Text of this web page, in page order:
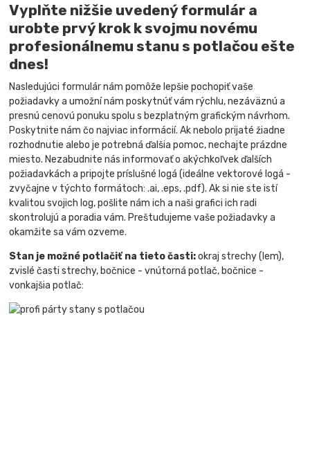
Vyplňte nižšie uvedený formulár a
urobte prvý krok k svojmu novému
profesionálnemu stanu s potlačou ešte
dnes!
Nasledujúci formulár nám pomôže lepšie pochopiť vaše
požiadavky a umožní nám poskytnúť vám rýchlu, nezáväznú a
presnú cenovú ponuku spolu s bezplatným grafickým návrhom.
Poskytnite nám čo najviac informácií. Ak nebolo prijaté žiadne
rozhodnutie alebo je potrebná ďalšia pomoc, nechajte prázdne
miesto. Nezabudnite nás informovať o akýchkoľvek ďalších
požiadavkách a pripojte príslušné logá (ideálne vektorové logá -
zvyčajne v týchto formátoch: .ai, .eps, .pdf). Ak si nie ste istí
kvalitou svojich log, pošlite nám ich a naši grafici ich radi
skontrolujú a poradia vám. Preštudujeme vaše požiadavky a
okamžite sa vám ozveme.
Stan je možné potlačiť na tieto časti:okraj strechy (lem),
zvislé časti strechy, bočnice - vnútorná potlač, bočnice -
vonkajšia potlač: